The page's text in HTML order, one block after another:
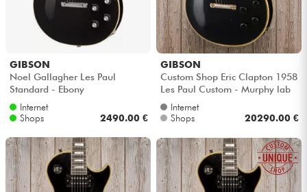
Live-Sound
Drums
GIBSON
Noel Gallagher Les Paul
Standard - Ebony
Internet
Shops
2490.00 €
GIBSON
Custom Shop Eric Clapton 1958
Les Paul Custom - Murphy lab
ebonyInternet
Shops
20290.00 €